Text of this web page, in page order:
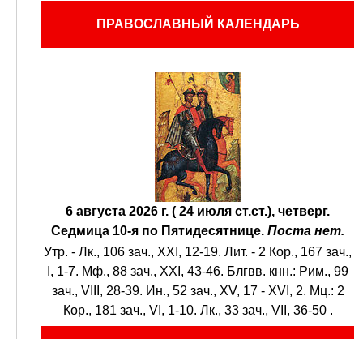
ПРАВОСЛАВНЫЙ КАЛЕНДАРЬ
6 августа 2026 г. ( 24 июля ст.ст.), четверг.
Седмица 10-я по Пятидесятнице. Поста нет.
Утр. - Лк., 106 зач., XXI, 12-19. Лит. - 2 Кор., 167 зач.,
I, 1-7. Мф., 88 зач., XXI, 43-46. Блгвв. кнн.: Рим., 99
зач., VIII, 28-39. Ин., 52 зач., XV, 17 - XVI, 2. Мц.: 2
Кор., 181 зач., VI, 1-10. Лк., 33 зач., VII, 36-50 .